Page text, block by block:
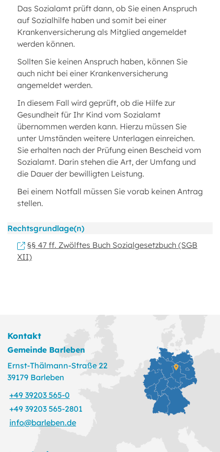
Das Sozialamt prüft dann, ob Sie einen Anspruch
auf Sozialhilfe haben und somit bei einer
Krankenversicherung als Mitglied angemeldet
werden können.
Sollten Sie keinen Anspruch haben, können Sie
auch nicht bei einer Krankenversicherung
angemeldet werden.
In diesem Fall wird geprüft, ob die Hilfe zur
Gesundheit für Ihr Kind vom Sozialamt
übernommen werden kann. Hierzu müssen Sie
unter Umständen weitere Unterlagen einreichen.
Sie erhalten nach der Prüfung einen Bescheid vom
Sozialamt. Darin stehen die Art, der Umfang und
die Dauer der bewilligten Leistung.
Bei einem Notfall müssen Sie vorab keinen Antrag
stellen.
Rechtsgrundlage(n)
§§ 47 ff. Zwölftes Buch Sozialgesetzbuch (SGB
XII)
Kontakt
Gemeinde Barleben
Ernst-Thälmann-Straße 22
39179 Barleben
+49 39203 565-0
+49 39203 565-2801
info@barleben.de